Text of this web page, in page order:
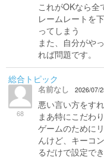
これがOKなら全
レームレートを
ってしまう
また、自分がや
れば問題です。
総合トピック
68
名前なし 2026/07/
悪い言い方をす
まあ特にこだわ
ゲームのために
んけど、キーコ
るだけで設定で